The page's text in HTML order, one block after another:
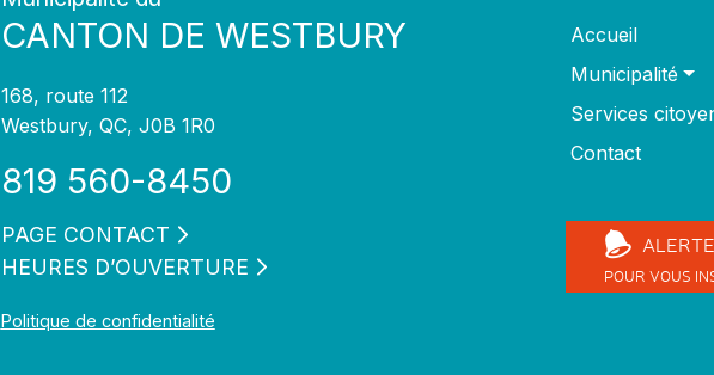
CANTON DE WESTBURY
168, route 112
Westbury, QC, J0B 1R0
819 560-8450
PAGE CONTACT
HEURES D’OUVERTURE
Politique de confidentialité
Accueil
Municipalité
Services
Contact
POUR VOUS